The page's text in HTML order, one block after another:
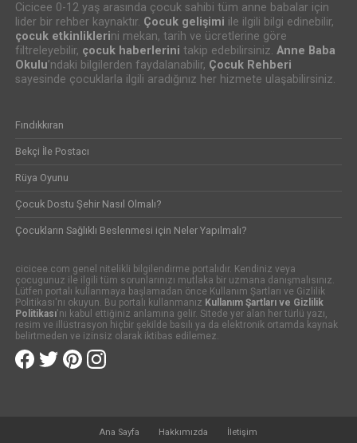
Cicicee 0-12 yaş arasında çocuk sahibi tüm anne babalar için
lider bir rehber kaynaktır. Çocuk gelişimi ile ilgili bilgi edinebilir,
çocuk etkinliklerini mekan, tarih ve ücretlerine göre
filtreleyebilir, çocuk haberlerini takip edebilirsiniz. Anne Baba
Okulu’ndaki bilgilerden faydalanabilir, Çocuk Rehberi
sayesinde çocuklarla ilgili aradığınız her hizmete ulaşabilirsiniz.
Fındıkkıran
Bekçi İle Postacı
Rüya Oyunu
Çocuk Dostu Şehir Nasıl Olmalı?
Çocukların Sağlıklı Beslenmesi için Neler Yapılmalı?
cicicee.com genel nitelikli bilgilendirme portalıdır. Kendiniz veya
çocugunuz ile ilgili tüm sorunlarınızı mutlaka bir uzmana danışmalısınız.
Lütfen portalı kullanmaya başlamadan önce Kullanım Şartları ve Gizlilik
Politikası'nı okuyun. Bu portalı kullanmanız Kullanım Şartları ve Gizlilik
Politikası'nı kabul ettiğiniz anlamına gelir. Sitede yer alan her türlü yazı,
resim ve illüstrasyon hiçbir şekilde basılı ya da elektronik ortamda kaynak
belirtmeden ve izinsiz olarak iktibas edilemez.
Ana Sayfa Hakkımızda İletişim